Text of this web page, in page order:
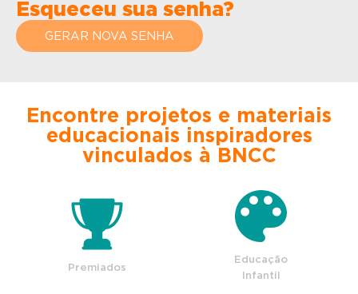
Esqueceu sua senha?
GERAR NOVA SENHA
Encontre projetos e materiais
educacionais inspiradores
vinculados à BNCC
Premiados
Educação
Infantil